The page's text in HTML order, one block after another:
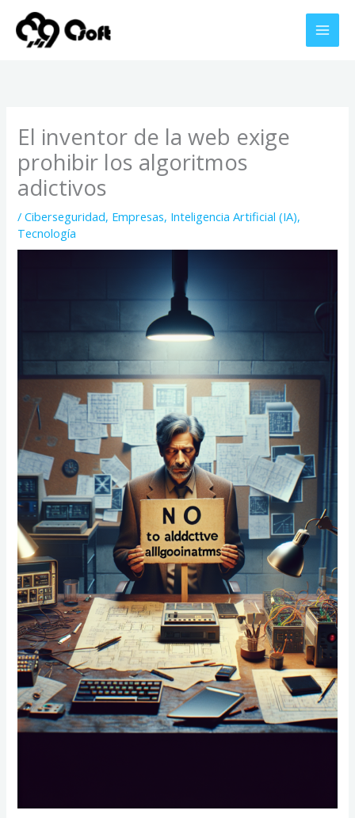
contenido
El inventor de la web exige
prohibir los algoritmos
adictivos
/Ciberseguridad, Empresas, Inteligencia Artificial (IA),
Tecnología